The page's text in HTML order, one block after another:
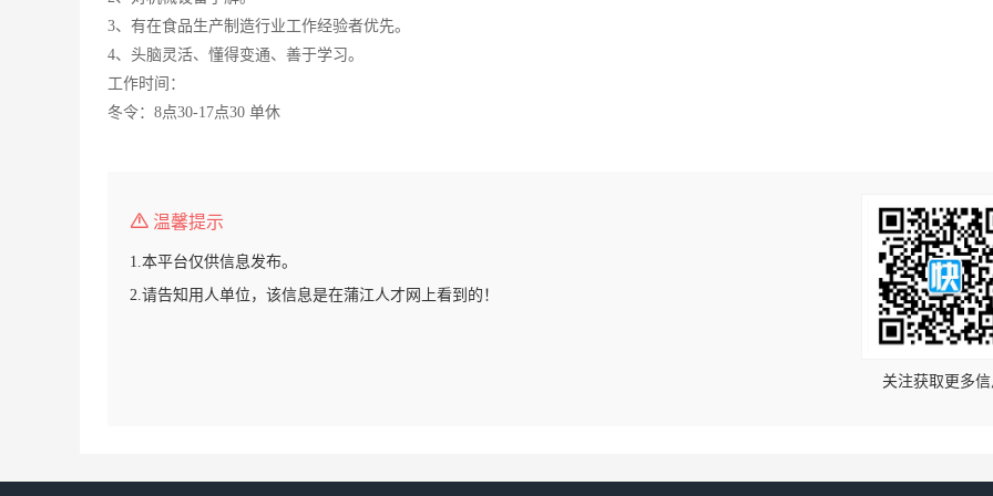
3、有在食品生产制造行业工作经验者优先。
4、头脑灵活、懂得变通、善于学习。
工作时间：
冬令：8点30-17点30 单休
温馨提示
1.本平台仅供信息发布。
2.请告知用人单位，该信息是在蒲江人才网上看到的！
关注获取更多